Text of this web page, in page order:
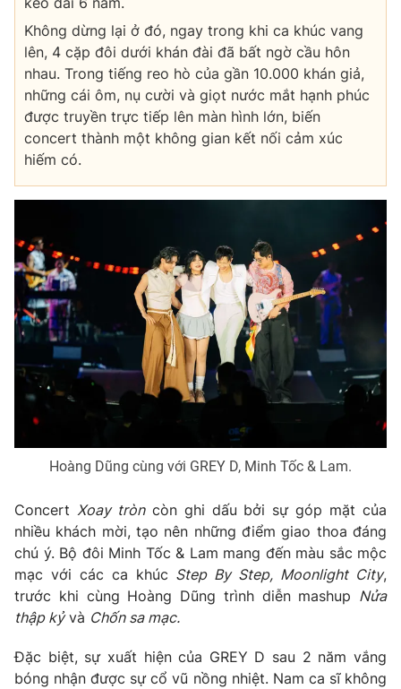
Liên hệ quảng cáo: 024-7300.7108
® Cấm sao chép dưới mọi hình thức nếu không có sự chấp
thuận bằng văn bản. Ghi rõ nguồn VTV.vn khi phát hành lại
thông tin từ website này.
Không dừng lại ở đó, ngay trong khi ca khúc vang
lên, 4 cặp đôi dưới khán đài đã bất ngờ cầu hôn
nhau. Trong tiếng reo hò của gần 10.000 khán giả,
những cái ôm, nụ cười và giọt nước mắt hạnh phúc
được truyền trực tiếp lên màn hình lớn, biến
concert thành một không gian kết nối cảm xúc
hiếm có.
Hoàng Dũng cùng với GREY D, Minh Tốc & Lam.
Concert Xoay tròncòn ghi dấu bởi sự góp mặt của
nhiều khách mời, tạo nên những điểm giao thoa đáng
chú ý. Bộ đôi Minh Tốc & Lam mang đến màu sắc mộc
mạc với các ca khúc Step By Step, Moonlight City,
trước khi cùng Hoàng Dũng trình diễn mashup Nửa
thập kỷvà Chốn sa mạc.
Đặc biệt, sự xuất hiện của GREY D sau 2 năm vắng
bóng nhận được sự cổ vũ nồng nhiệt. Nam ca sĩ không